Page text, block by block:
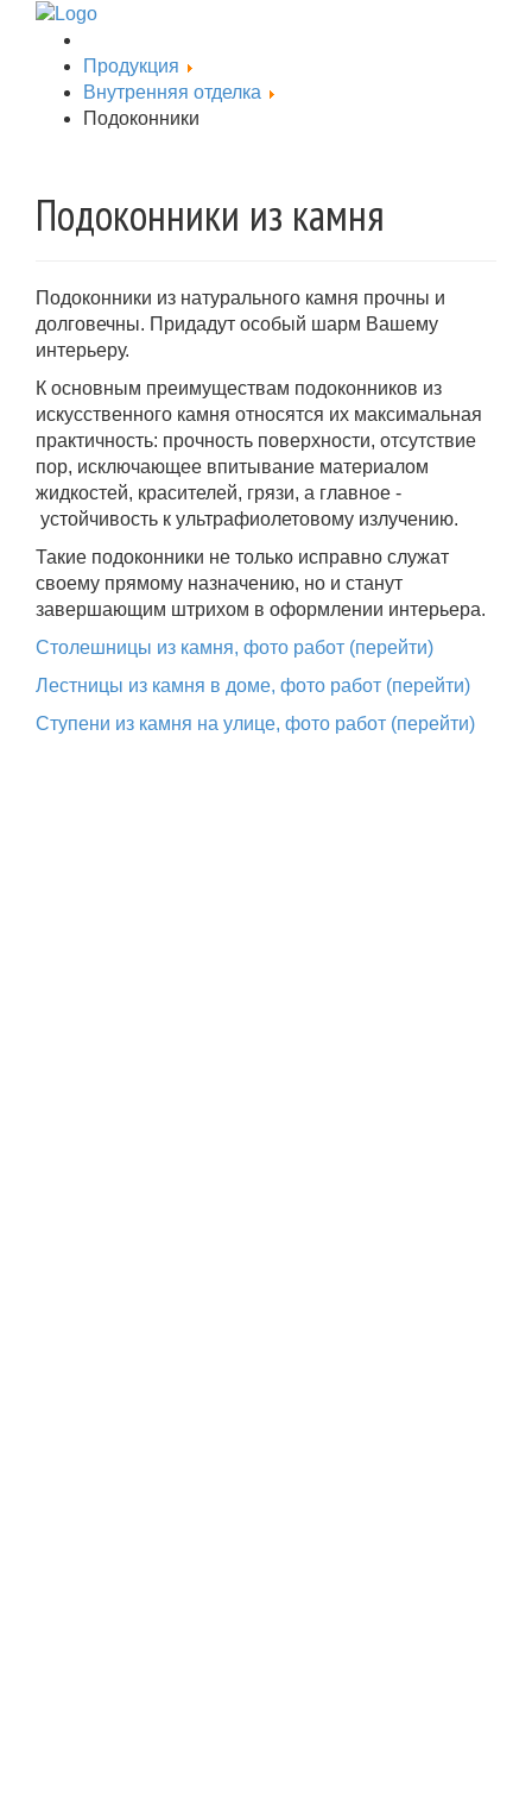
Продукция
Внутренняя отделка
Подоконники
Подоконники из камня
Подоконники из натурального камня прочны и
долговечны. Придадут особый шарм Вашему
интерьеру.
К основным преимуществам подоконников из
искусственного камня относятся их максимальная
практичность: прочность поверхности, отсутствие
пор, исключающее впитывание материалом
жидкостей, красителей, грязи, а главное -
устойчивость к ультрафиолетовому излучению.
Такие подоконники не только исправно служат
своему прямому назначению, но и станут
завершающим штрихом в оформлении интерьера.
Столешницы из камня, фото работ (перейти)
Лестницы из камня в доме, фото работ (перейти)
Ступени из камня на улице, фото работ (перейти)